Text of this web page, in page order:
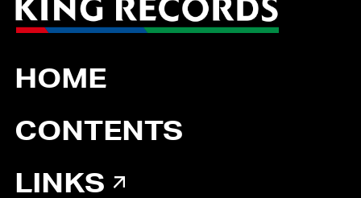
HOME
CONTENTS
LINKS